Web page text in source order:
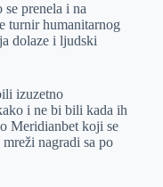
prenela i na
turnir humanitarnog
dolaze i ljudski
izuzetno
i ne bi bili kada ih
Meridianbet koji se
nagradi sa po